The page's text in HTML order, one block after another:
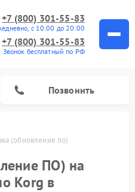
+7 (800) 301-55-83
с 10:00 до 20:00
+7 (800) 301-55-83
Звонок бесплатный по РФ
Позвонить
(обновление по)
ПО) на
Korg в